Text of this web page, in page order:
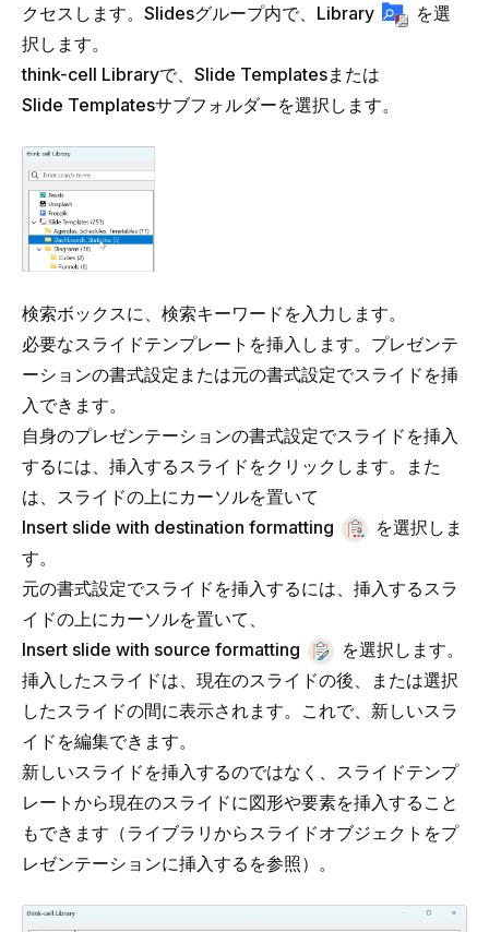
クセスします。 Slidesグループ内で、 Library
を選
択します。
think-cell Libraryで、 Slide Templatesまたは
Slide Templatesサブフォルダーを選択します。
検索ボックスに、検索キーワードを入力します。
必要なスライドテンプレートを挿入します。プレゼンテ
ーションの書式設定または元の書式設定でスライドを挿
入できます。
自身のプレゼンテーションの書式設定でスライドを挿入
するには、挿入するスライドをクリックします。また
は、スライドの上にカーソルを置いて
Insert slide with destination formatting
を選択しま
す。
元の書式設定でスライドを挿入するには、挿入するスラ
イドの上にカーソルを置いて、
Insert slide with source formatting
を選択します。
挿入したスライドは、現在のスライドの後、または選択
したスライドの間に表示されます。これで、新しいスラ
イドを編集できます。
新しいスライドを挿入するのではなく、スライドテンプ
レートから現在のスライドに図形や要素を挿入すること
もできます（ライブラリからスライドオブジェクトをプ
レゼンテーションに挿入する を参照）。